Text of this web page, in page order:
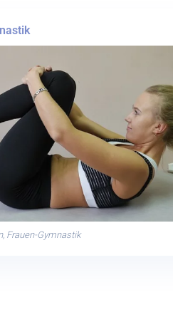
Frauen-Gymnastik